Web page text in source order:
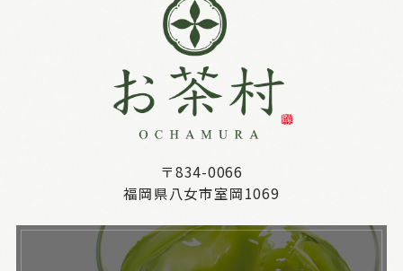
〒834-0066
福岡県八女市室岡1069